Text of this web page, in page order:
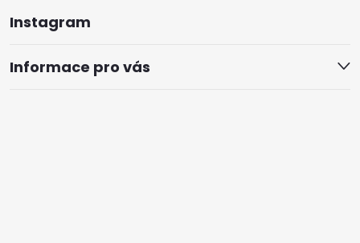
Instagram
Informace pro vás